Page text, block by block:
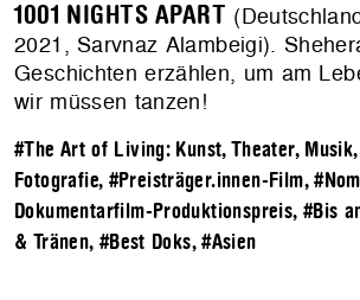
1001 NIGHTS APART
2021, Sarvnaz Alambeigi).
Geschichten erzählen, um am
wir müssen tanzen!
#The Art of Living: Kunst, Theater,
Fotografie, #Preisträger.innen-Film,
Dokumentarfilm-Produktionspreis, #Bis
& Tränen, #Best Doks,#Asien